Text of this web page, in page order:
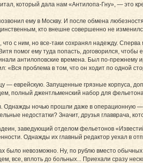
который дала нам «Антилопа-Гну», — это
ему в Москву. И после обмена
кто внешне совершенно не
с ним, но все-таки сохранял надежду.
помог ему туда попасть, договорился, чтобы
антилоповские времена. Был по-
«Вся проблема в том, что он ходит по одной
— еврейскую. Запущенные грязные корпуса,
полный джентльменский набор для фельетона.
Однажды ночью прошли даже в операционную
недостатки? Значит, друзья главврача,
заведующий отделом фельетонов
Однажды их главный редактор уехал в
было невозможно. Ну, по рублю вместо
все, вплоть до больных... Приехали сразу